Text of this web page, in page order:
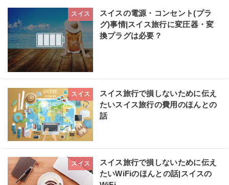
スイス
スイスの電源・コンセント(プラ
グ)事情|スイス旅行に変圧器・変
換プラグは必要？
スイス
スイス旅行で損しないために伝え
たいスイス旅行の費用のほんとの
話
スイス
スイス旅行で損しないために伝え
たいWiFiのほんとの話|スイスの